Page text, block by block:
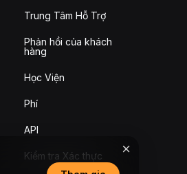
Trung Tâm Hỗ Trợ
Phản hồi của khách
hàng
Học Viện
Phí
API
Kiểm tra Xác thực